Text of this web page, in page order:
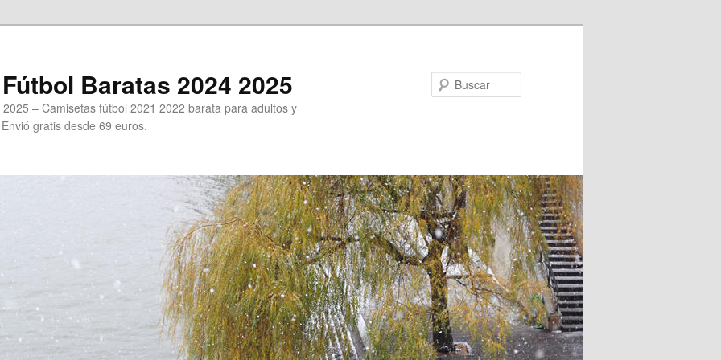
Baratas 2024 2025
– Camisetas fútbol 2021 2022 barata para adultos y
gratis desde 69 euros.